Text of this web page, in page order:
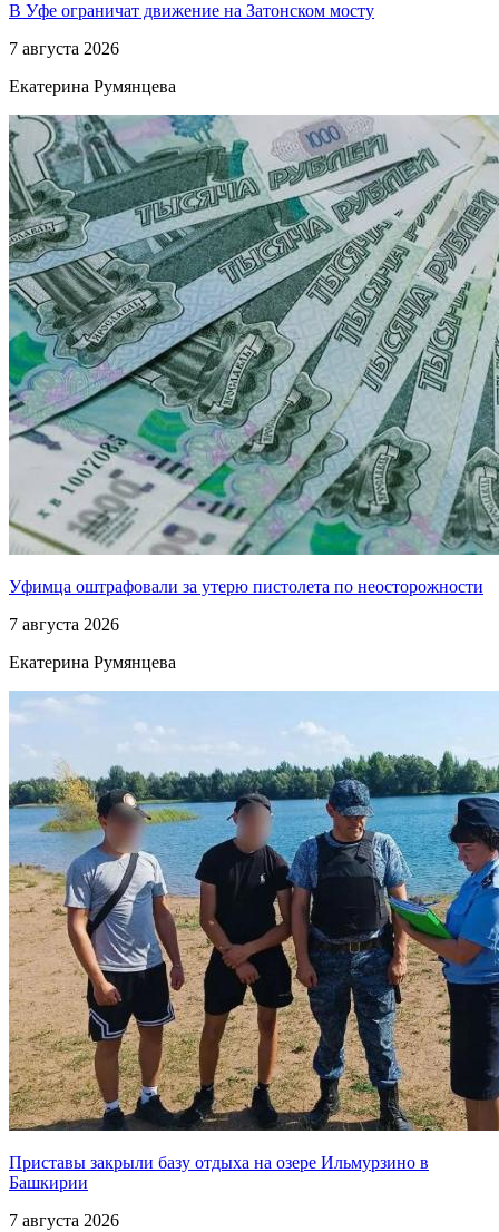
В Уфе ограничат движение на Затонском мосту
7 августа 2026
Екатерина Румянцева
Уфимца оштрафовали за утерю пистолета по неосторожности
7 августа 2026
Екатерина Румянцева
Приставы закрыли базу отдыха на озере Ильмурзино в
Башкирии
7 августа 2026